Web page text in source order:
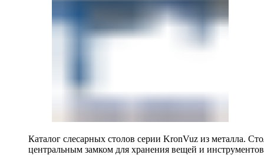
Каталог слесарных столов серии KronVuz из металла.
центральным замком для хранения вещей и